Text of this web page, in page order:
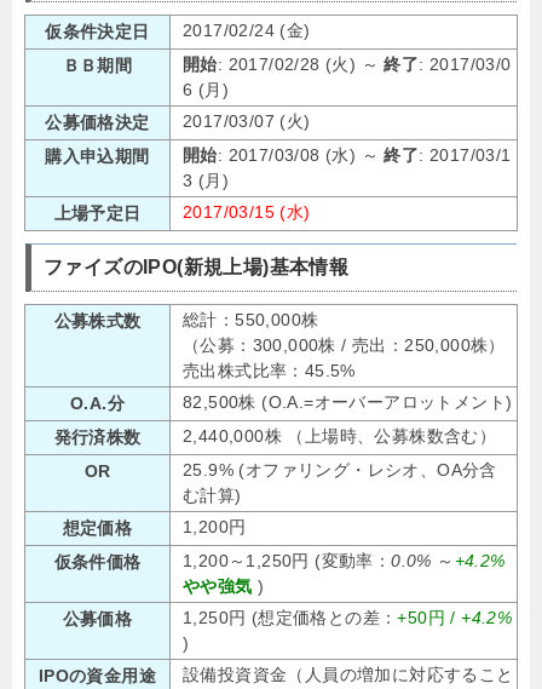
仮条件決定日
2017/02/24 (金)
ＢＢ期間
開始: 2017/02/28 (火) ～終了: 2017/03/0
6 (月)
公募価格決定
2017/03/07 (火)
購入申込期間
開始: 2017/03/08 (水) ～終了: 2017/03/1
3 (月)
上場予定日
2017/03/15 (水)
ファイズのIPO(新規上場)基本情報
公募株式数
総計：550,000株
（公募：300,000株 / 売出：250,000株）
売出株式比率：45.5%
O.A.分
82,500株 (O.A.=オーバーアロットメント)
発行済株数
2,440,000株 （上場時、公募株数含む）
OR
25.9% (オファリング・レシオ、OA分含
む計算)
想定価格
1,200円
仮条件価格
1,200～1,250円 (変動率：0.0% ～ +4.2%
やや強気 )
公募価格
1,250円 (想定価格との差：+50円 /+4.2%
)
IPOの資金用途
設備投資資金（人員の増加に対応すること